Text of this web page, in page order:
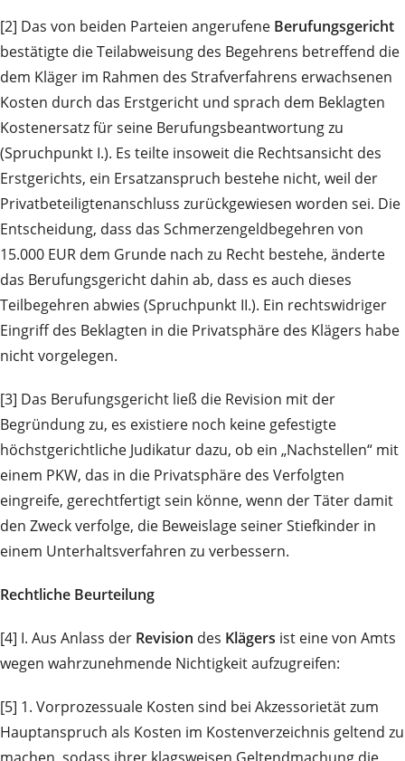
[2] Das von beiden Parteien angerufene Berufungsgericht
bestätigte die Teilabweisung des Begehrens betreffend die
dem Kläger im Rahmen des Strafverfahrens erwachsenen
Kosten durch das Erstgericht und sprach dem Beklagten
Kostenersatz für seine Berufungsbeantwortung zu
(Spruchpunkt I.). Es teilte insoweit die Rechtsansicht des
Erstgerichts, ein Ersatzanspruch bestehe nicht, weil der
Privatbeteiligtenanschluss zurückgewiesen worden sei. Die
Entscheidung, dass das Schmerzengeldbegehren von
15.000 EUR dem Grunde nach zu Recht bestehe, änderte
das Berufungsgericht dahin ab, dass es auch dieses
Teilbegehren abwies (Spruchpunkt II.). Ein rechtswidriger
Eingriff des Beklagten in die Privatsphäre des Klägers habe
nicht vorgelegen.
[3] Das Berufungsgericht ließ die Revision mit der
Begründung zu, es existiere noch keine gefestigte
höchstgerichtliche Judikatur dazu, ob ein „Nachstellen“ mit
einem PKW, das in die Privatsphäre des Verfolgten
eingreife, gerechtfertigt sein könne, wenn der Täter damit
den Zweck verfolge, die Beweislage seiner Stiefkinder in
einem Unterhaltsverfahren zu verbessern.
Rechtliche Beurteilung
[4] I. Aus Anlass der Revision des Klägers ist eine von Amts
wegen wahrzunehmende Nichtigkeit aufzugreifen:
[5] 1. Vorprozessuale Kosten sind bei Akzessorietät zum
Hauptanspruch als Kosten im Kostenverzeichnis geltend zu
machen, sodass ihrer klagsweisen Geltendmachung die